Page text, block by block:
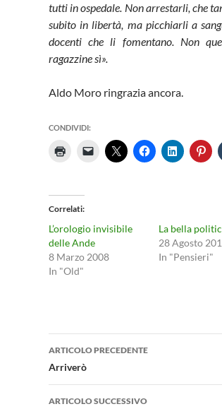
tutti in ospedale. Non arrestarli, che
subito in libertà, ma picchiarli a
docenti che li fomentano. Non
ragazzine sì».
Aldo Moro ringrazia ancora.
CONDIVIDI:
Correlati
L’orologio invisibile
delle Ande
8 Marzo 2008
In "Old"
La bella
28 Agosto
In "Pensieri"
Navigazione
articolo
ARTICOLO PRECEDENTE
Arriverò
ARTICOLO SUCCESSIVO